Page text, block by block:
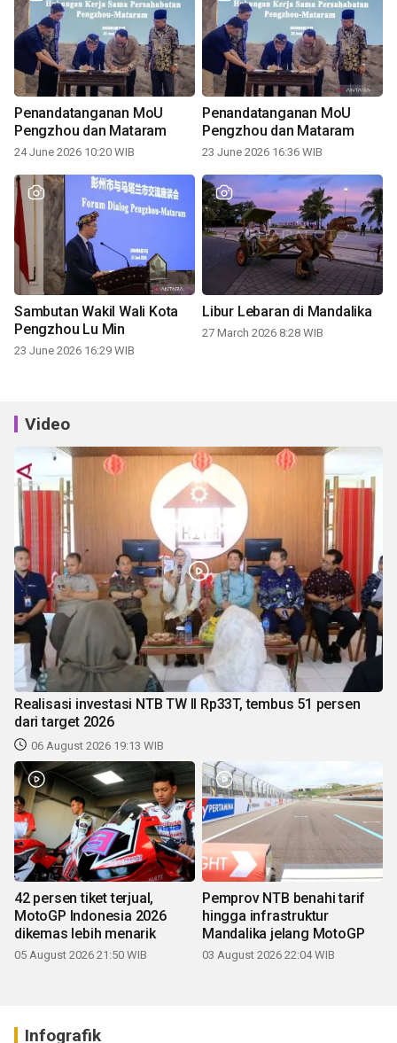
Penandatanganan MoU
Pengzhou dan Mataram
24 June 2026 10:20 WIB
Penandatanganan MoU
Pengzhou dan Mataram
23 June 2026 16:36 WIB
Sambutan Wakil Wali Kota
Pengzhou Lu Min
23 June 2026 16:29 WIB
Libur Lebaran di Mandalika
27 March 2026 8:28 WIB
Video
Realisasi investasi NTB TW II Rp33T, tembus 51 persen
dari target 2026
06 August 2026 19:13 WIB
42 persen tiket terjual,
MotoGP Indonesia 2026
dikemas lebih menarik
05 August 2026 21:50 WIB
Pemprov NTB benahi tarif
hingga infrastruktur
Mandalika jelang MotoGP
03 August 2026 22:04 WIB
Infografik